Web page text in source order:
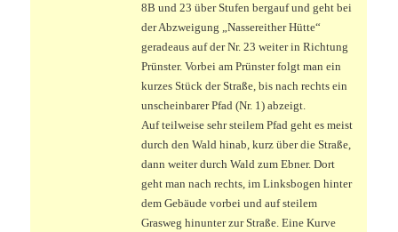
8B und 23 über Stufen bergauf und geht bei
der Abzweigung „Nassereither Hütte“
geradeaus auf der Nr. 23 weiter in Richtung
Prünster. Vorbei am Prünster folgt man ein
kurzes Stück der Straße, bis nach rechts ein
unscheinbarer Pfad (Nr. 1) abzeigt.
Auf teilweise sehr steilem Pfad geht es meist
durch den Wald hinab, kurz über die Straße,
dann weiter durch Wald zum Ebner. Dort
geht man nach rechts, im Linksbogen hinter
dem Gebäude vorbei und auf steilem
Grasweg hinunter zur Straße. Eine Kurve